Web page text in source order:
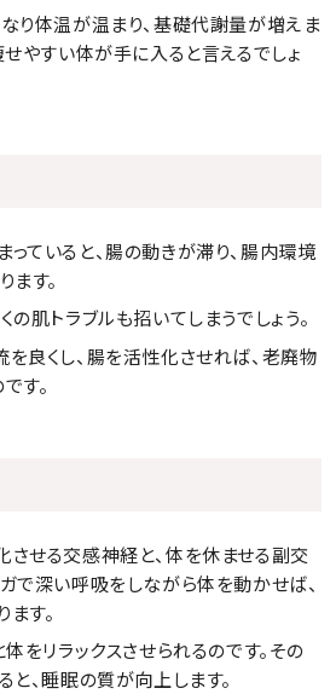
り体温が温まり、基礎代謝量が増えま
せやすい体が手に入ると言えるでしょ
ていると、腸の動きが滞り、腸内環境
ます。
の肌トラブルも招いてしまうでしょう。
良くし、腸を活性化させれば、老廃物
す。
せる交感神経と、体を休ませる副交
で深い呼吸をしながら体を動かせば、
す。
をリラックスさせられるのです。その
と、睡眠の質が向上します。